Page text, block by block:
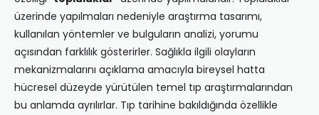
üzerinde yapılmaları nedeniyle araştırma tasarımı,
kullanılan yöntemler ve bulguların analizi, yorumu
açısından farklılık gösterirler. Sağlıkla ilgili olayların
mekanizmalarını açıklama amacıyla bireysel hatta
hücresel düzeyde yürütülen temel tıp araştırmalarından
bu anlamda ayrılırlar. Tıp tarihine bakıldığında özellikle